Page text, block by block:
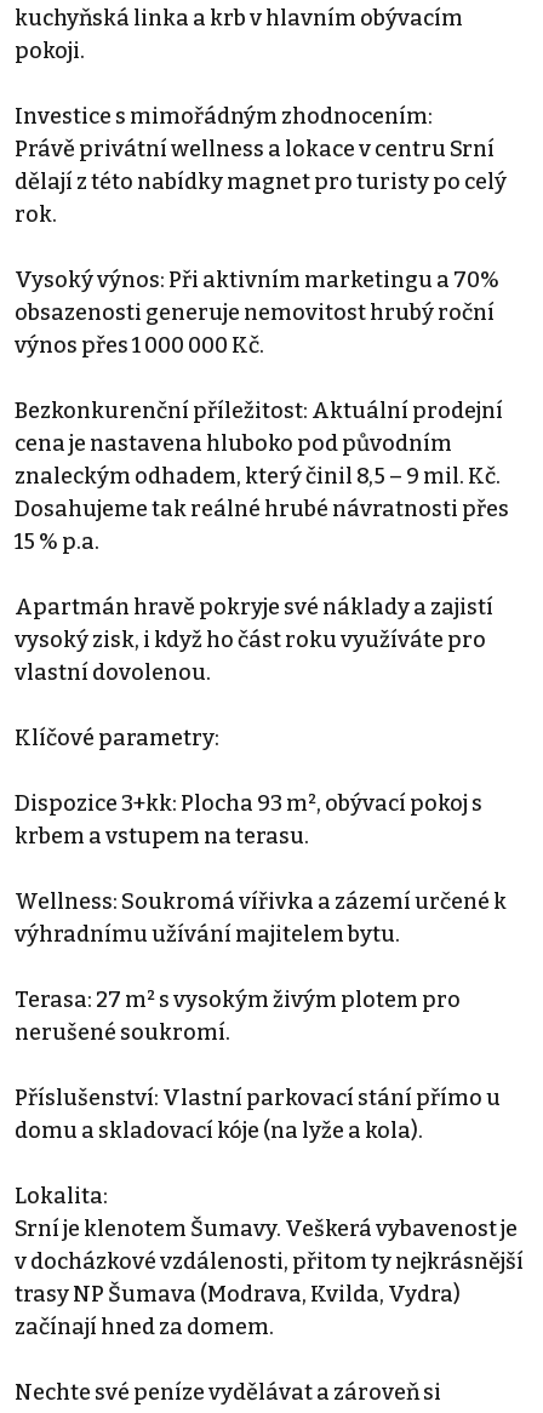
kuchyňská linka a krb v hlavním obývacím
pokoji.
Investice s mimořádným zhodnocením:
Právě privátní wellness a lokace v centru Srní
dělají z této nabídky magnet pro turisty po celý
rok.
Vysoký výnos: Při aktivním marketingu a 70%
obsazenosti generuje nemovitost hrubý roční
výnos přes 1 000 000 Kč.
Bezkonkurenční příležitost: Aktuální prodejní
cena je nastavena hluboko pod původním
znaleckým odhadem, který činil 8,5 – 9 mil. Kč.
Dosahujeme tak reálné hrubé návratnosti přes
15 % p.a.
Apartmán hravě pokryje své náklady a zajistí
vysoký zisk, i když ho část roku využíváte pro
vlastní dovolenou.
Klíčové parametry:
Dispozice 3+kk: Plocha 93 m², obývací pokoj s
krbem a vstupem na terasu.
Wellness: Soukromá vířivka a zázemí určené k
výhradnímu užívání majitelem bytu.
Terasa: 27 m² s vysokým živým plotem pro
nerušené soukromí.
Příslušenství: Vlastní parkovací stání přímo u
domu a skladovací kóje (na lyže a kola).
Lokalita:
Srní je klenotem Šumavy. Veškerá vybavenost je
v docházkové vzdálenosti, přitom ty nejkrásnější
trasy NP Šumava (Modrava, Kvilda, Vydra)
začínají hned za domem.
Nechte své peníze vydělávat a zároveň si